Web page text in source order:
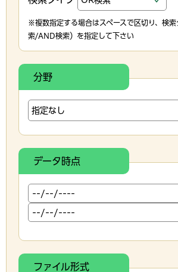
※複数指定する場合はスペースで区切り、検
索/AND検索）を指定して下さい
分野
データ時点
ファイル形式